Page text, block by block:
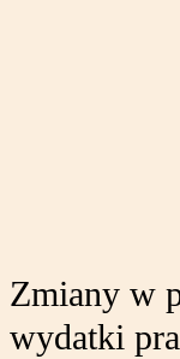
Zmiany w
wydatki